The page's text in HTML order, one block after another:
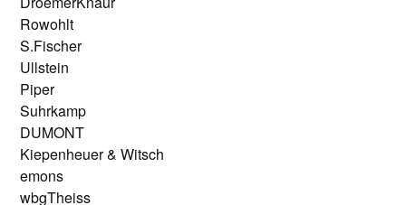
Rowohlt
S.Fischer
Ullstein
Piper
Suhrkamp
DUMONT
Kiepenheuer & Witsch
emons
wbgTheiss